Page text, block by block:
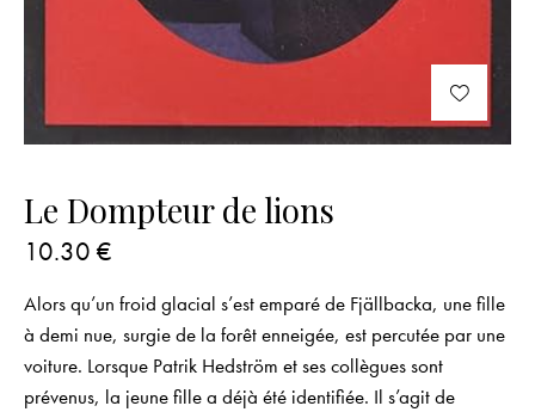
Le Dompteur de lions
10.30 €
Alors qu’un froid glacial s’est emparé de Fjällbacka, une fille
à demi nue, surgie de la forêt enneigée, est percutée par une
voiture. Lorsque Patrik Hedström et ses collègues sont
prévenus, la jeune fille a déjà été identifiée. Il s’agit de